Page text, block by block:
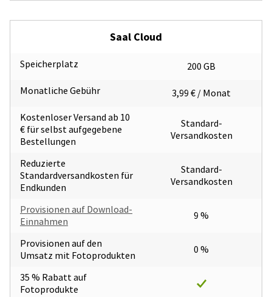
Saal Cloud
Speicherplatz
Monatliche Gebühr
Kostenloser Versand ab 10
€ für selbst aufgegebene
Bestellungen
Reduzierte
Standardversandkosten für
Endkunden
Provisionen auf Download-
Einnahmen
Provisionen auf den
Umsatz mit Fotoprodukten
35 % Rabatt auf
Fotoprodukte
200 GB
3,99 € / Monat
Standard-
Versandkosten
Standard-
Versandkosten
9 %
0 %